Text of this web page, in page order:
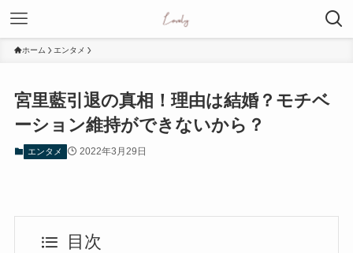
ホーム エンタメ
宮里藍引退の真相！理由は結婚？モチベ
ーション維持ができないから？
エンタメ 2022年3月29日
目次